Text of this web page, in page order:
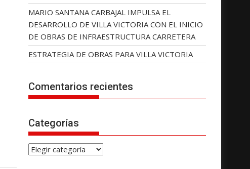
MARIO SANTANA CARBAJAL IMPULSA EL
DESARROLLO DE VILLA VICTORIA CON EL INICIO
DE OBRAS DE INFRAESTRUCTURA CARRETERA
ESTRATEGIA DE OBRAS PARA VILLA VICTORIA
Comentarios recientes
Categorías
C